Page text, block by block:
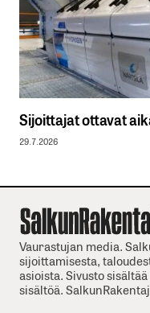
Sijoittajat ottavat
29.7.2026
Vaurastujan media.
sijoittamisesta,
asioista. Sivusto
sisältöä.